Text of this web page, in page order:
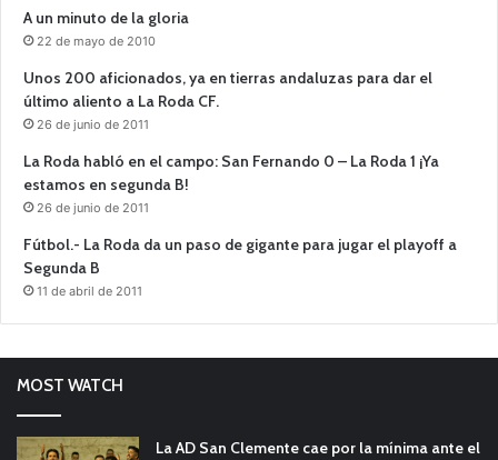
A un minuto de la gloria
22 de mayo de 2010
Unos 200 aficionados, ya en tierras andaluzas para dar el
último aliento a La Roda CF.
26 de junio de 2011
La Roda habló en el campo: San Fernando 0 – La Roda 1 ¡Ya
estamos en segunda B!
26 de junio de 2011
Fútbol.- La Roda da un paso de gigante para jugar el playoff a
Segunda B
11 de abril de 2011
MOST WATCH
La AD San Clemente cae por la mínima ante el